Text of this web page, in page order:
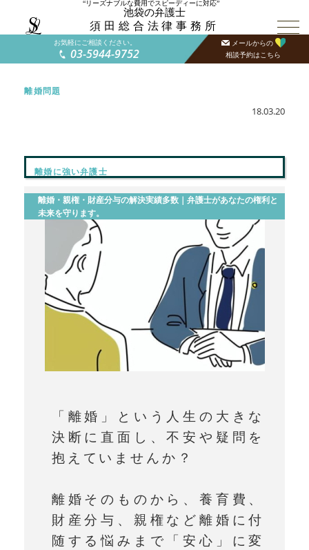
須田総合法律事務所
“リーズナブルな費用でスピーディーに対応”
池袋の弁護士
お気軽にご相談ください。
03-5944-9752
メールからの
相談予約はこちら
離婚問題
18.03.20
離婚に強い弁護士
離婚・親権・財産分与の解決実績多数｜弁護士があなたの権利と
未来を守ります。
「離婚」という人生の大きな
決断に直面し、不安や疑問を
抱えていませんか？
離婚そのものから、養育費、
財産分与、親権など離婚に付
随する悩みまで「安心」に変